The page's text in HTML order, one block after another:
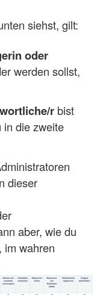
siehst, gilt:
oder
werden sollst,
rbist
in die zweite
dieser
aber, wie du
im wahren